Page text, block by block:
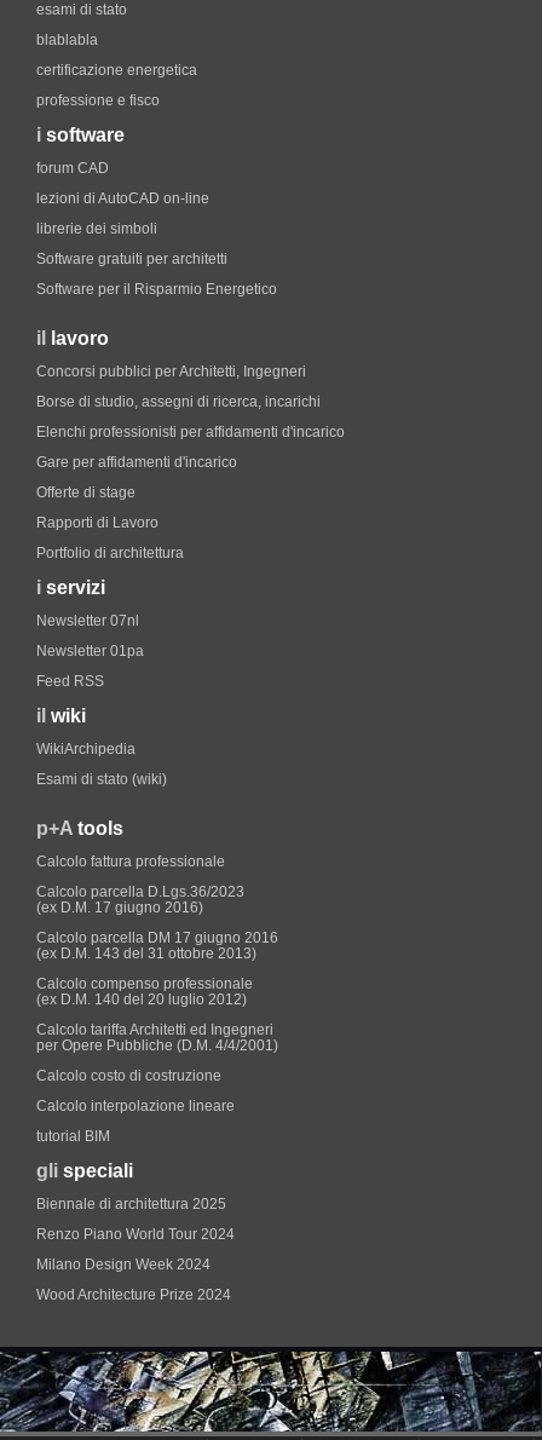
esami di stato
blablabla
certificazione energetica
professione e fisco
i software
forum CAD
lezioni di AutoCAD on-line
librerie dei simboli
Software gratuiti per architetti
Software per il Risparmio Energetico
il lavoro
Concorsi pubblici per Architetti, Ingegneri
Borse di studio, assegni di ricerca, incarichi
Elenchi professionisti per affidamenti d'incarico
Gare per affidamenti d'incarico
Offerte di stage
Rapporti di Lavoro
Portfolio di architettura
i servizi
Newsletter 07nl
Newsletter 01pa
Feed RSS
il wiki
WikiArchipedia
Esami di stato (wiki)
p+A tools
Calcolo fattura professionale
Calcolo parcella D.Lgs.36/2023
(ex D.M. 17 giugno 2016)
Calcolo parcella DM 17 giugno 2016
(ex D.M. 143 del 31 ottobre 2013)
Calcolo compenso professionale
(ex D.M. 140 del 20 luglio 2012)
Calcolo tariffa Architetti ed Ingegneri
per Opere Pubbliche (D.M. 4/4/2001)
Calcolo costo di costruzione
Calcolo interpolazione lineare
tutorial BIM
gli speciali
Biennale di architettura 2025
Renzo Piano World Tour 2024
Milano Design Week 2024
Wood Architecture Prize 2024